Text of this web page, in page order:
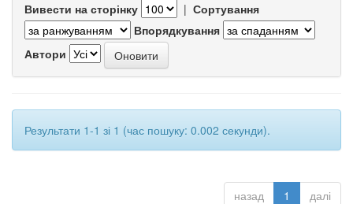
Вивести на сторінку | Сортування
Впорядкування
Автори
Результати 1-1 зі 1 (час пошуку: 0.002 секунди).
назад 1 далі